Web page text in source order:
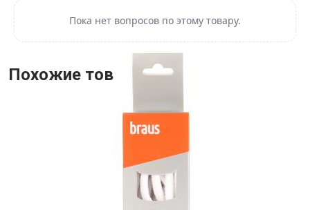
Пока нет вопросов по этому товару.
Похожие товары